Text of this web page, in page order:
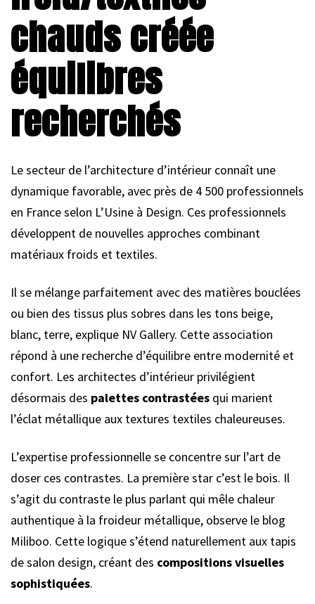
chauds créée
équilibres
recherchés
Le secteur de l’architecture d’intérieur connaît une
dynamique favorable, avec près de 4 500 professionnels
en France selon L’Usine à Design. Ces professionnels
développent de nouvelles approches combinant
matériaux froids et textiles.
Il se mélange parfaitement avec des matières bouclées
ou bien des tissus plus sobres dans les tons beige,
blanc, terre, explique NV Gallery. Cette association
répond à une recherche d’équilibre entre modernité et
confort. Les architectes d’intérieur privilégient
désormais des palettes contrastées qui marient
l’éclat métallique aux textures textiles chaleureuses.
L’expertise professionnelle se concentre sur l’art de
doser ces contrastes. La première star c’est le bois. Il
s’agit du contraste le plus parlant qui mêle chaleur
authentique à la froideur métallique, observe le blog
Miliboo. Cette logique s’étend naturellement aux tapis
de salon design, créant des compositions visuelles
sophistiquées.